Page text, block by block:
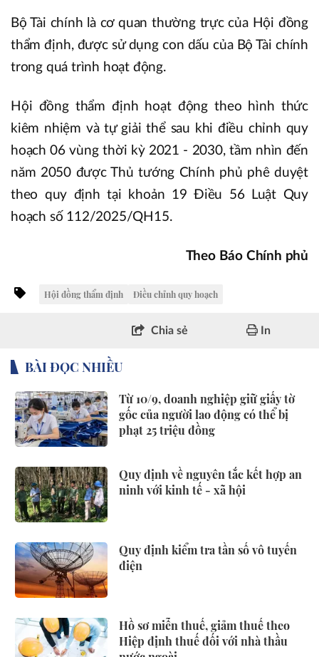
Bộ Tài chính là cơ quan thường trực của Hội đồng
thẩm định, được sử dụng con dấu của Bộ Tài chính
trong quá trình hoạt động.
Hội đồng thẩm định hoạt động theo hình thức
kiêm nhiệm và tự giải thể sau khi điều chỉnh quy
hoạch 06 vùng thời kỳ 2021 - 2030, tầm nhìn đến
năm 2050 được Thủ tướng Chính phủ phê duyệt
theo quy định tại khoản 19 Điều 56 Luật Quy
hoạch số 112/2025/QH15.
Theo Báo Chính phủ
Hội đồng thẩm định Điều chỉnh quy hoạch
Chia sẻ In
BÀI ĐỌC NHIỀU
Từ 10/9, doanh nghiệp giữ giấy tờ
gốc của người lao động có thể bị
phạt 25 triệu đồng
Quy định về nguyên tắc kết hợp an
ninh với kinh tế - xã hội
Quy định kiểm tra tần số vô tuyến
điện
Hồ sơ miễn thuế, giảm thuế theo
Hiệp định thuế đối với nhà thầu